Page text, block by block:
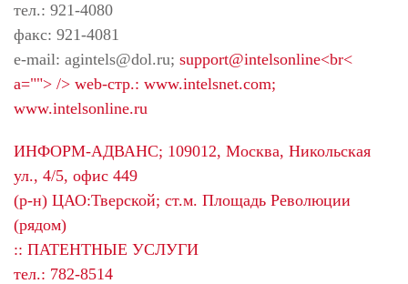
тел.: 921-4080
факс: 921-4081
e-mail: agintels@dol.ru; support@intelsonline<br<
a=""> /> web-стр.: www.intelsnet.com;
www.intelsonline.ru
ИНФОРМ-АДВАНС; 109012, Москва, Никольская
ул., 4/5, офис 449
(р-н) ЦАО:Тверской; ст.м. Площадь Революции
(рядом)
:: ПАТЕНТНЫЕ УСЛУГИ
тел.: 782-8514